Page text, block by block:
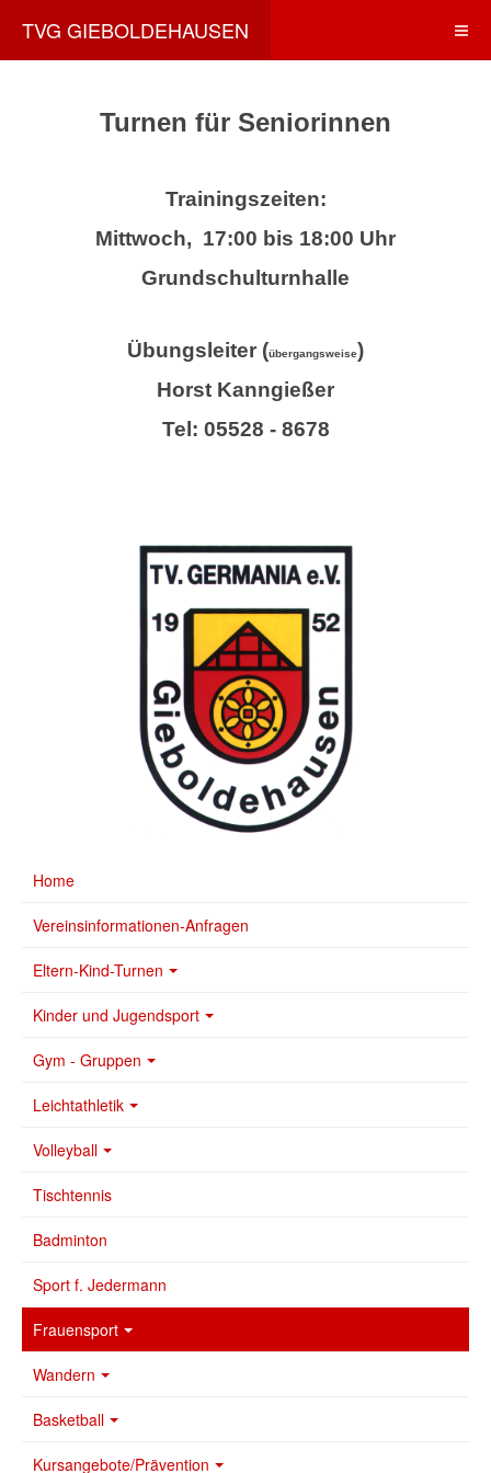
TVG GIEBOLDEHAUSEN
Turnen für Seniorinnen
Trainingszeiten:
Mittwoch, 17:00 bis 18:00 Uhr
Grundschulturnhalle
Übungsleiter (übergangsweise)
Horst Kanngießer
Tel: 05528 - 8678
Home
Vereinsinformationen-Anfragen
Eltern-Kind-Turnen
Kinder und Jugendsport
Gym - Gruppen
Leichtathletik
Volleyball
Tischtennis
Badminton
Sport f. Jedermann
Frauensport
Wandern
Basketball
Kursangebote/Prävention